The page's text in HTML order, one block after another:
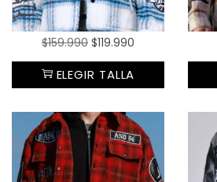
$159.990 $119.990
ELEGIR TALLA